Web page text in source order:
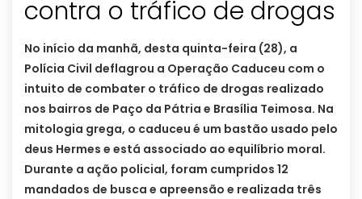
No início da manhã, desta quinta-feira (28), a
Polícia Civil deflagrou a Operação Caduceu com o
intuito de combater o tráfico de drogas realizado
nos bairros de Paço da Pátria e Brasília Teimosa. Na
mitologia grega, o caduceu é um bastão usado pelo
deus Hermes e está associado ao equilíbrio moral.
Durante a ação policial, foram cumpridos 12
mandados de busca e apreensão e realizada três